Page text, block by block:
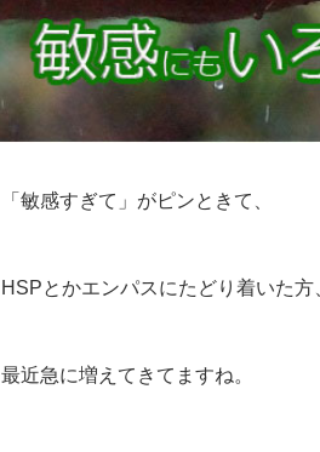
「敏感すぎて」がピンときて、
HSPとかエンパスにたどり着いた方
最近急に増えてきてますね。